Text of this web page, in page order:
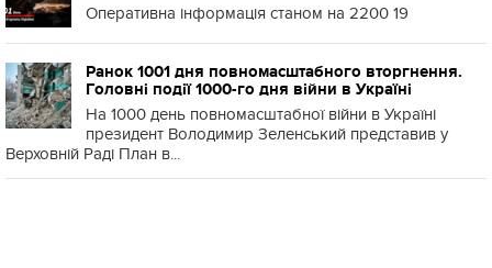
Оперативна інформація станом на 2200 19
Ранок 1001 дня повномасштабного вторгнення.
Головні події 1000-го дня війни в Україні
На 1000 день повномасштабної війни в Україні
президент Володимир Зеленський представив у
Верховній Раді План в...